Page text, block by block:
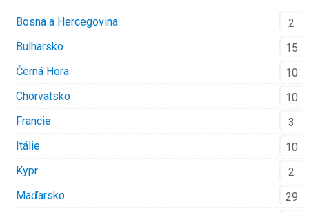
Bosna a Hercegovina
2
Bulharsko
15
Černá Hora
10
Chorvatsko
10
Francie
3
Itálie
10
Kypr
2
Maďarsko
29